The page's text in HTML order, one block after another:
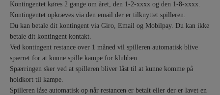
Kontingentet køres 2 gange om året, den 1-2-xxxx og den 1-8-xxxx.
Kontingentet opkræves via den email der er tilknyttet spilleren.
Du kan betale dit kontingent via Giro, Email og Mobilpay. Du kan ikke
betale dit kontingent kontakt.
Ved kontingent restance over 1 måned vil spilleren automatisk blive
spærret for at kunne spille kampe for klubben.
Spærringen sker ved at spilleren bliver låst til at kunne komme på
holdkort til kampe.
Spilleren låse automatisk op når restancen er betalt eller der er lavet en